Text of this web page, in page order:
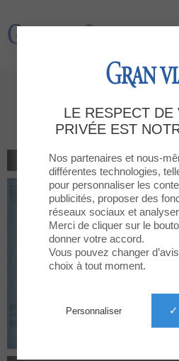
Gran Via 2
RETOUR À LA LISTE
LE RESPECT DE
PRIVÉE EST
Nos partenaires et nous-
différentes technologies,
pour personnaliser les
publicités, proposer des
réseaux sociaux et
Merci de cliquer sur le
donner votre accord.
Vous pouvez changer
choix à tout moment.
✓
Personnaliser